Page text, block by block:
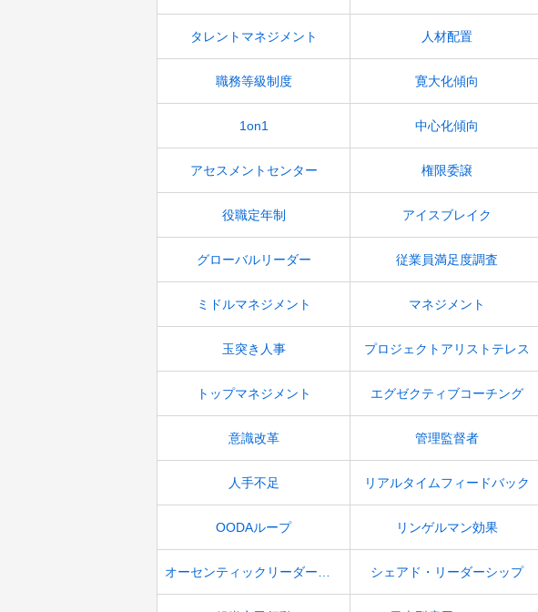
タレントマネジメント 人材配置
職務等級制度 寛大化傾向
1on1 中心化傾向
アセスメントセンター 権限委譲
役職定年制 アイスブレイク
グローバルリーダー 従業員満足度調査
ミドルマネジメント マネジメント
玉突き人事 プロジェクトアリストテレス
トップマネジメント エグゼクティブコーチング
意識改革 管理監督者
人手不足 リアルタイムフィードバック
OODAループ リンゲルマン効果
シェアド・リーダーシップ